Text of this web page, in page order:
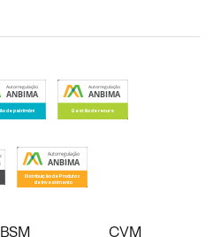
BSM CVM